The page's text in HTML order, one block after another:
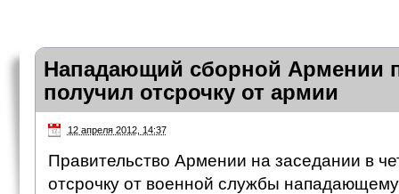
Нападающий сборной Армении
получил отсрочку от армии
12 апреля 2012, 14:37
Правительство Армении на заседании в
отсрочку от военной службы